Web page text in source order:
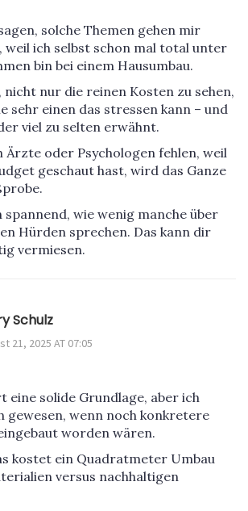
solche Themen gehen mir
ich selbst schon mal total unter
bin bei einem Hausumbau.
nicht nur die reinen Kosten zu sehen,
sehr einen das stressen kann – und
viel zu selten erwähnt.
Ärzte oder Psychologen fehlen, weil
geschaut hast, wird das Ganze
spannend, wie wenig manche über
Hürden sprechen. Das kann dir
vermiesen.
Schulz
21, 2025 AT 07:05
eine solide Grundlage, aber ich
gewesen, wenn noch konkretere
worden wären.
kostet ein Quadratmeter Umbau
versus nachhaltigen